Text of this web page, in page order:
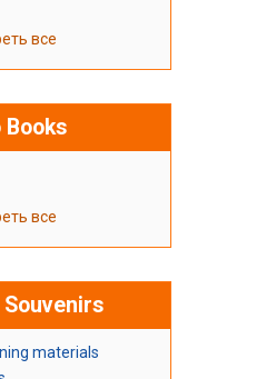
все
Books
все
materials